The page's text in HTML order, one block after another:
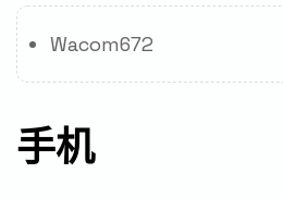
Wacom672
手机